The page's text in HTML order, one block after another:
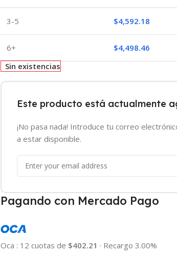
3-5 $4,592.18
6+ $4,498.46
Sin existencias
Este producto está actualmente
¡No pasa nada! Introduce tu correo
a estar disponible.
Pagando con Mercado Pago
Oca : 12 cuotas de $402.21 · Recargo 3.00%